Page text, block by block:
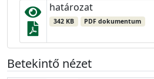
határozat
342 KB PDF dokumentum
Betekintő nézet